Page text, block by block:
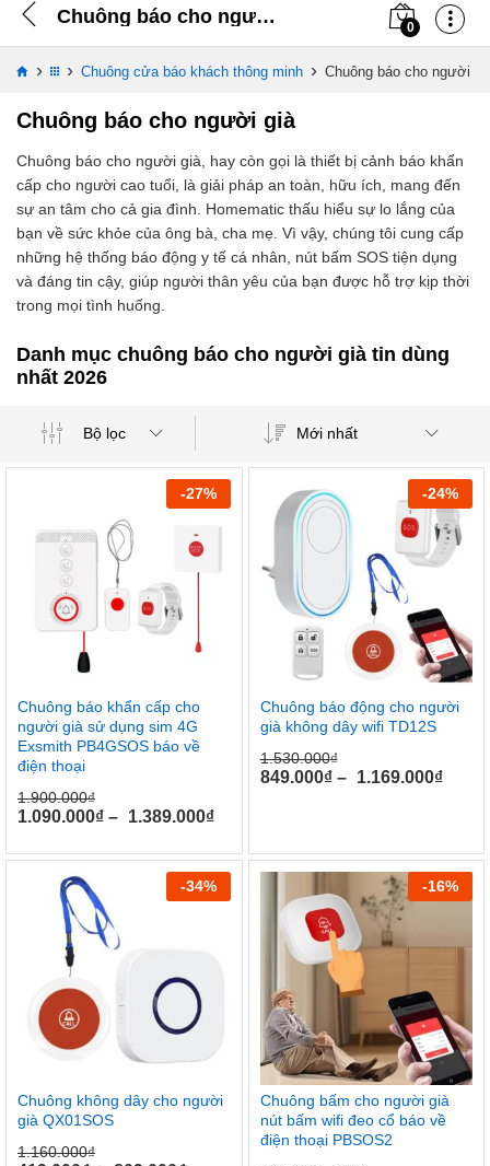
Chuông báo cho người già 0
› › Chuông cửa báo khách thông minh › Chuông báo cho người
Chuông báo cho người già
Chuông báo cho người già, hay còn gọi là thiết bị cảnh báo khẩn
cấp cho người cao tuổi, là giải pháp an toàn, hữu ích, mang đến
sự an tâm cho cả gia đình. Homematic thấu hiểu sự lo lắng của
bạn về sức khỏe của ông bà, cha mẹ. Vì vậy, chúng tôi cung cấp
những hệ thống báo động y tế cá nhân, nút bấm SOS tiện dụng
và đáng tin cậy, giúp người thân yêu của bạn được hỗ trợ kịp thời
trong mọi tình huống.
Danh mục chuông báo cho người già tin dùng
nhất 2026
Bộ lọc Mới nhất
-27%
Chuông báo khẩn cấp cho
người già sử dụng sim 4G
Exsmith PB4GSOS báo về
điện thoại
1.900.000₫
1.090.000₫ – 1.389.000₫
-24%
Chuông báo động cho người
già không dây wifi TD12S
1.530.000₫
849.000₫– 1.169.000₫
-34%
Chuông không dây cho người
già QX01SOS
1.160.000₫
-16%
Chuông bấm cho người già
nút bấm wifi đeo cổ báo về
điện thoại PBSOS2